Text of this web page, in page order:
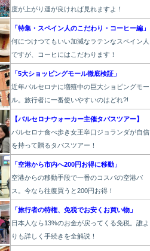
度が上がり運が良ければ見れますよ！
「特集・スペイン人のこだわり・コーヒー編」
何につけつてもいい加減なラテンなスペイン人
ですが、コーヒにはこだわります ！
「5大ショッピングモール徹底検証」
近年バルセロナに増殖中の巨大ショピングモー
ル。旅行者に一番使いやすいのはどれ?!
【バルセロナウォーカー主催タパスツアー】
バルセロナ食べ歩き女王辛口ジョランダが自信
を持って贈るタパスツアー！
「空港から市内へ200円お得に移動」
空港からの移動手段で一番のコスパの空港バ
ス。今なら往復買うと200円お得！
「旅行者の特権、免税でお安くお買い物」
日本人なら13%のお金が戻ってくる免税。誰よ
りも詳しく手続きを全解説！